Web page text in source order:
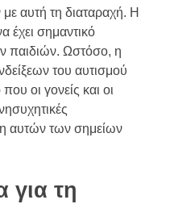
αυτή τη διαταραχή. Η
έχει σημαντικό
παιδιών. Ωστόσο, η
του αυτισμού
οι γονείς και οι
αυτών των σημείων
για τη